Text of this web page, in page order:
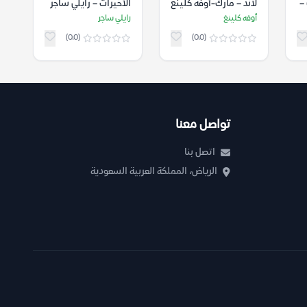
–
لاند – مارك-أوفه كلينغ
أوفه كلينغ
(0.0)
الأخيرات – رايلي ساجر
رايلي ساجر
(0.0)
تواصل معنا
اتصل بنا
الرياض، المملكة العربية السعودية